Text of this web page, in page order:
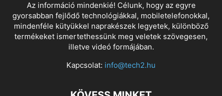
Az információ mindenkié! Célunk, hogy az egyre
gyorsabban fejlődő technológiákkal, mobiletelefonokkal,
mindenféle kütyükkel naprakészek legyetek, különböző
termékeket ismertethessünk meg veletek szövegesen,
illetve videó formájában.
Kapcsolat: info@tech2.hu